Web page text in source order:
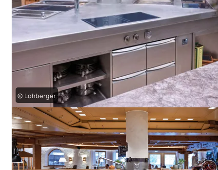
© Lohberger